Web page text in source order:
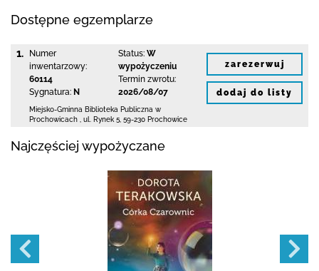
Dostępne egzemplarze
1.
Numer
inwentarzowy:
60114
Sygnatura: N
Status: W
wypożyczeniu
Termin zwrotu:
2026/08/07
Miejsko-Gminna Biblioteka Publiczna w
Prochowicach
ul. Rynek 5 59-230 Prochowice
zarezerwuj
dodaj do listy
Najczęściej wypożyczane